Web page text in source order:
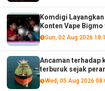
Komdigi
Konten Vape
Sun, 02 Aug 2026
Ancaman terhadap
terburuk sejak
menurut analis
Wed, 05 Aug 2026